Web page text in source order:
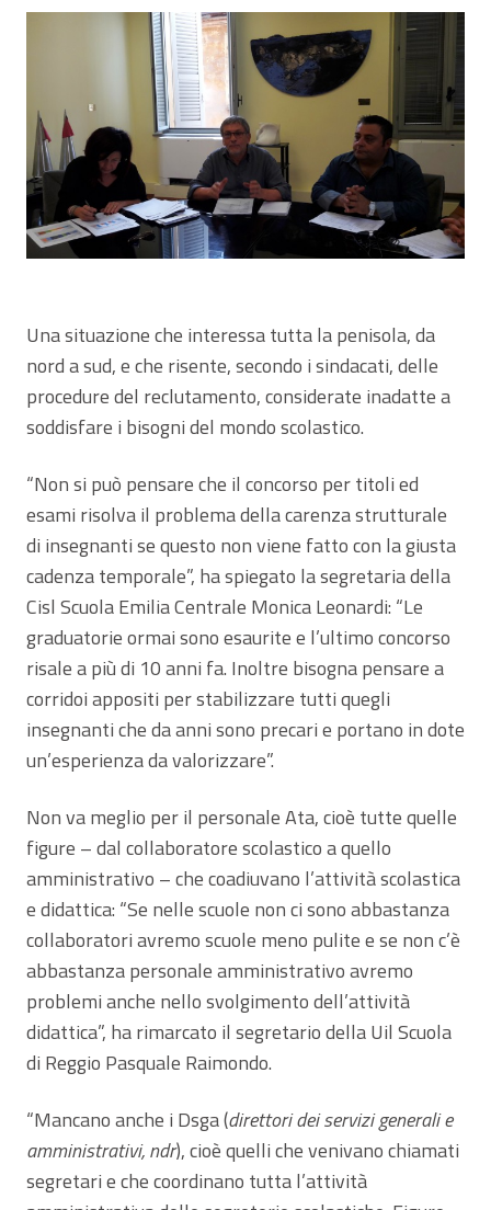
Una situazione che interessa tutta la penisola, da
nord a sud, e che risente, secondo i sindacati, delle
procedure del reclutamento, considerate inadatte a
soddisfare i bisogni del mondo scolastico.
“Non si può pensare che il concorso per titoli ed
esami risolva il problema della carenza strutturale
di insegnanti se questo non viene fatto con la giusta
cadenza temporale”, ha spiegato la segretaria della
Cisl Scuola Emilia Centrale Monica Leonardi: “Le
graduatorie ormai sono esaurite e l’ultimo concorso
risale a più di 10 anni fa. Inoltre bisogna pensare a
corridoi appositi per stabilizzare tutti quegli
insegnanti che da anni sono precari e portano in dote
un’esperienza da valorizzare”.
Non va meglio per il personale Ata, cioè tutte quelle
figure – dal collaboratore scolastico a quello
amministrativo – che coadiuvano l’attività scolastica
e didattica: “Se nelle scuole non ci sono abbastanza
collaboratori avremo scuole meno pulite e se non c’è
abbastanza personale amministrativo avremo
problemi anche nello svolgimento dell’attività
didattica”, ha rimarcato il segretario della Uil Scuola
di Reggio Pasquale Raimondo.
“Mancano anche i Dsga (direttori dei servizi generali e
amministrativi, ndr), cioè quelli che venivano chiamati
segretari e che coordinano tutta l’attività